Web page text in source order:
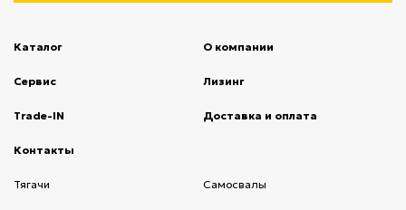
Каталог О компании
Сервис Лизинг(current)
Trade-IN Доставка и оплата
Контакты
Тягачи Cамосвалы